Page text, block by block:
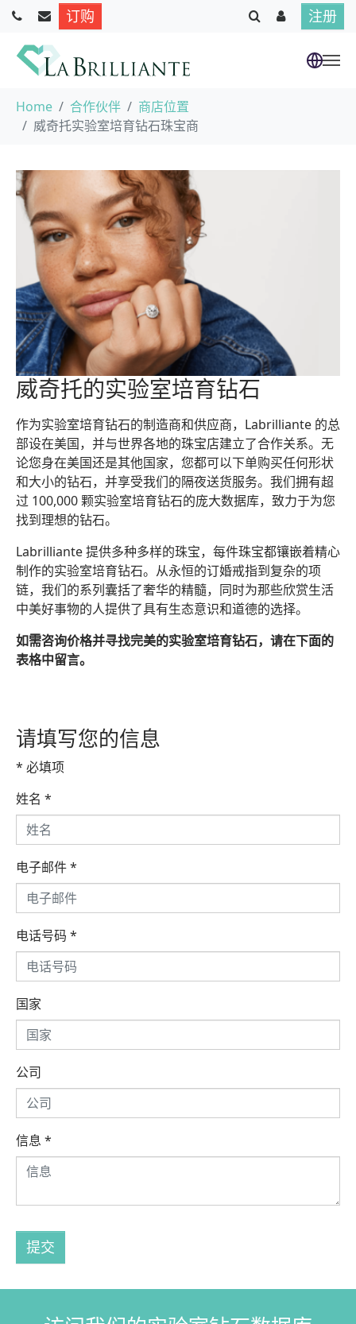
订购 注册
当前位置：
Home 合作伙伴
商店位置
威奇托实验室培育钻石珠宝商
威奇托的实验室培育钻石
作为实验室培育钻石的制造商和供应商，Labrilliante 的总
部设在美国，并与世界各地的珠宝店建立了合作关系。无
论您身在美国还是其他国家，您都可以下单购买任何形状
和大小的钻石，并享受我们的隔夜送货服务。我们拥有超
过 100,000 颗实验室培育钻石的庞大数据库，致力于为您
找到理想的钻石。
Labrilliante 提供多种多样的珠宝，每件珠宝都镶嵌着精心
制作的实验室培育钻石。从永恒的订婚戒指到复杂的项
链，我们的系列囊括了奢华的精髓，同时为那些欣赏生活
中美好事物的人提供了具有生态意识和道德的选择。
如需咨询价格并寻找完美的实验室培育钻石，请在下面的
表格中留言。
请填写您的信息
* 必填项
姓名 *
电子邮件*
电话号码 *
国家
公司
信息 *
提交